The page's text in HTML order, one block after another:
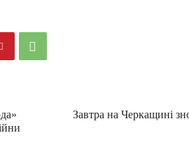
Завтра на Черкащині